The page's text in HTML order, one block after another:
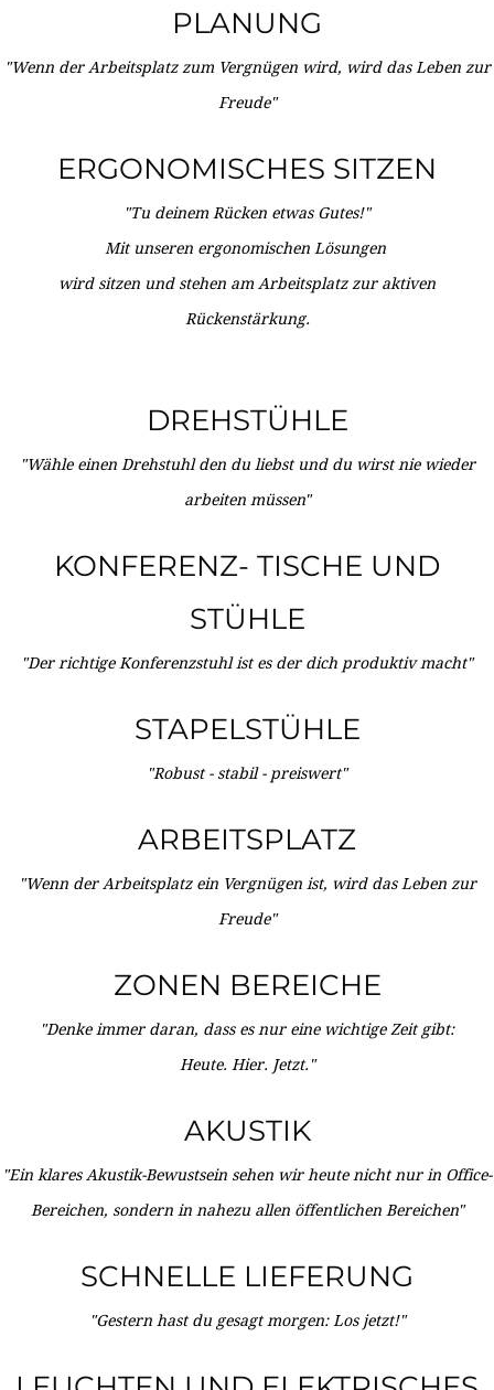
PLANUNG
"Wenn der Arbeitsplatz zum Vergnügen wird, wird das Leben zur
Freude"
ERGONOMISCHES SITZEN
"Tu deinem Rücken etwas Gutes!"
Mit unseren ergonomischen Lösungen
wird sitzen und stehen am Arbeitsplatz zur aktiven
Rückenstärkung.
DREHSTÜHLE
"Wähle einen Drehstuhl den du liebst und du wirst nie wieder
arbeiten müssen"
KONFERENZ- TISCHE UND
STÜHLE
"Der richtige Konferenzstuhl ist es der dich produktiv macht"
STAPELSTÜHLE
"Robust - stabil - preiswert"
ARBEITSPLATZ
"Wenn der Arbeitsplatz ein Vergnügen ist, wird das Leben zur
Freude"
ZONEN BEREICHE
"Denke immer daran, dass es nur eine wichtige Zeit gibt:
Heute. Hier. Jetzt."
AKUSTIK
"Ein klares Akustik-Bewustsein sehen wir heute nicht nur in Office-
Bereichen, sondern in nahezu allen öffentlichen Bereichen"
SCHNELLE LIEFERUNG
"Gestern hast du gesagt morgen: Los jetzt!"